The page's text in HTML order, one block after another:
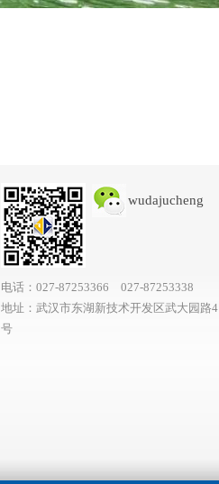
wudajucheng
电话：027-87253366 027-87253338
地址：武汉市东湖新技术开发区武大园路4
号